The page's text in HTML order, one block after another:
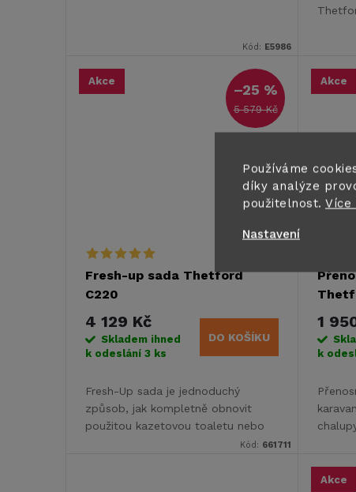
Používáme
díky analýze
použitelnost. Více
Nastavení
Kód: E5986
Akce
5 579 Kč
–25 %
Fresh-up sada Thetford
C220
4 129 Kč
Skladem ihned
k odeslání 3 ks
DO KOŠÍKU
Fresh-Up sada je jednoduchý
způsob, jak kompletně obnovit
použitou kazetovou toaletu nebo
jako náhradní nádrž pro delší cesty.
Kód: 661711
Akce
1
k
Akce